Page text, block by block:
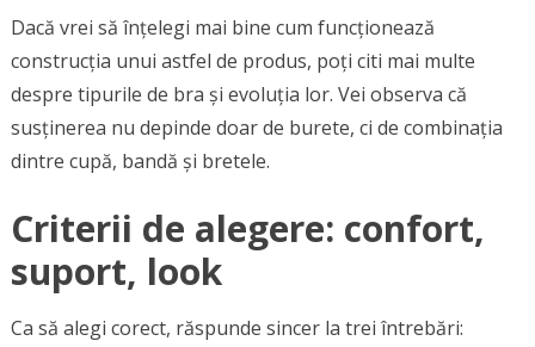
Dacă vrei să înțelegi mai bine cum funcționează
construcția unui astfel de produs, poți citi mai multe
despre tipurile de bra și evoluția lor. Vei observa că
susținerea nu depinde doar de burete, ci de combinația
dintre cupă, bandă și bretele.
Criterii de alegere: confort,
suport, look
Ca să alegi corect, răspunde sincer la trei întrebări: